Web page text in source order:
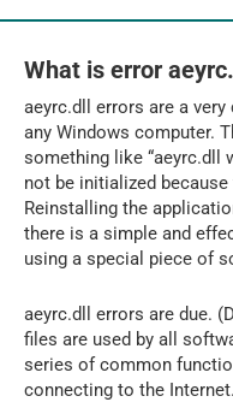
What is error
aeyrc.dll errors are a
any Windows computer.
something like “aeyrc.dll
not be initialized
Reinstalling the
there is a simple and
using a special piece of
aeyrc.dll errors are due.
files are used by all
series of common
connecting to the